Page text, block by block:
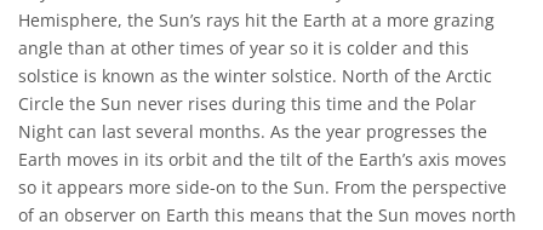
Hemisphere, the Sun’s rays hit the Earth at a more grazing
angle than at other times of year so it is colder and this
solstice is known as the winter solstice. North of the Arctic
Circle the Sun never rises during this time and the Polar
Night can last several months. As the year progresses the
Earth moves in its orbit and the tilt of the Earth’s axis moves
so it appears more side-on to the Sun. From the perspective
of an observer on Earth this means that the Sun moves north